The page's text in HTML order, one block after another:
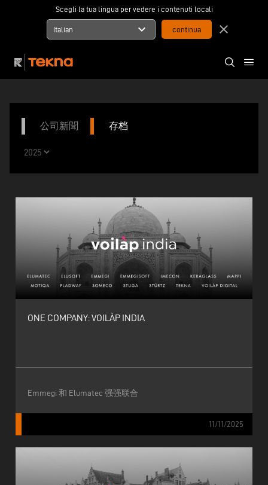
Scegli la tua lingua per vedere i contenuti locali
Italian expand_more close
公司新聞 存档
ONE COMPANY: VOILÀP INDIA
Emmegi 和 Elumatec 强强联合
11/11/2025